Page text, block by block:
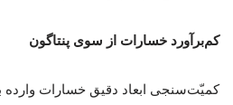
کم‌برآورد خسارات از سوی پنتاگون
کمیّت‌سنجی ابعاد دقیق خسارات وارده